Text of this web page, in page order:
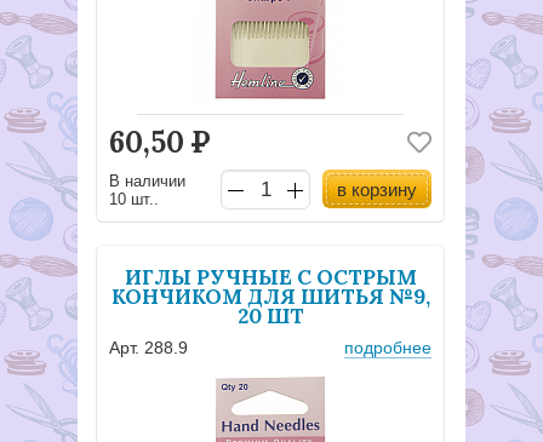
60,50 Р
В наличии
10 шт..
в корзину
ИГЛЫ РУЧНЫЕ С ОСТРЫМ
КОНЧИКОМ ДЛЯ ШИТЬЯ №9,
20 ШТ
Арт. 288.9 подробнее